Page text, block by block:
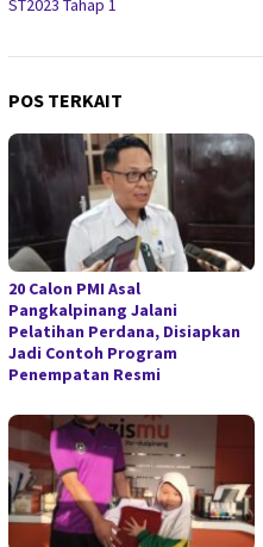
ST2023 Tahap 1
POS TERKAIT
20 Calon PMI Asal
Pangkalpinang Jalani
Pelatihan Perdana, Disiapkan
Jadi Contoh Program
Penempatan Resmi